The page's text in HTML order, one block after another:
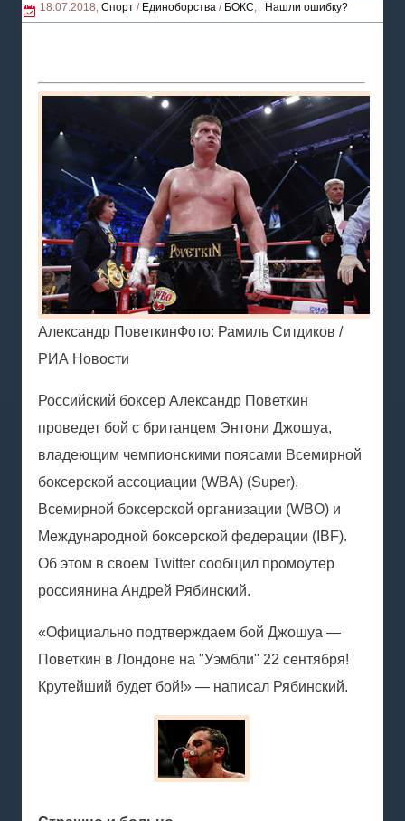
18.07.2018, Спорт / Единоборства / БОКС, Нашли ошибку?
Александр ПоветкинФото: Рамиль Ситдиков /
РИА Новости
Российский боксер Александр Поветкин
проведет бой с британцем Энтони Джошуа,
владеющим чемпионскими поясами Всемирной
боксерской ассоциации (WBA) (Super),
Всемирной боксерской организации (WBO) и
Международной боксерской федерации (IBF).
Об этом в своем Twitter сообщил промоутер
россиянина Андрей Рябинский.
«Официально подтверждаем бой Джошуа —
Поветкин в Лондоне на "Уэмбли" 22 сентября!
Крутейший будет бой!» — написал Рябинский.